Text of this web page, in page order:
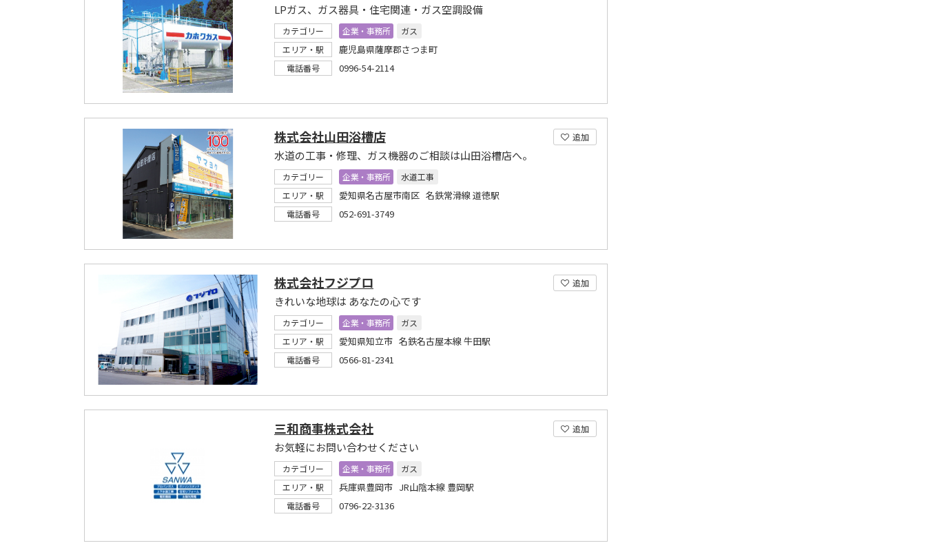
LPガス、ガス器具・住宅関連・ガス空調設備
カテゴリー 企業・事務所
ガス
エリア・駅
鹿児島県薩摩郡さつま町
電話番号 0996-54-2114
追加
株式会社山田浴槽店
水道の工事・修理、ガス機器のご相談は山田浴槽店へ。
カテゴリー 企業・事務所
水道工事
エリア・駅
愛知県名古屋市南区 名鉄常滑線 道徳駅
電話番号 052-691-3749
追加
株式会社フジプロ
きれいな地球は あなたの心です
カテゴリー 企業・事務所
ガス
エリア・駅
愛知県知立市 名鉄名古屋本線 牛田駅
電話番号 0566-81-2341
追加
三和商事株式会社
お気軽にお問い合わせください
カテゴリー 企業・事務所
ガス
エリア・駅
兵庫県豊岡市 JR山陰本線 豊岡駅
電話番号 0796-22-3136